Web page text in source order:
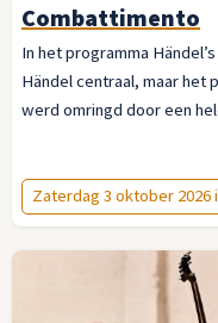
Combattimento
In het programma
Händel centraal, maar het
werd omringd door een
Zaterdag 3 oktober 2026